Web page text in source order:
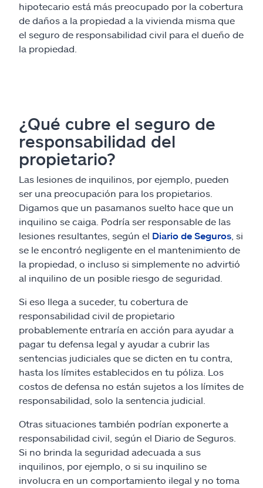
hipotecario está más preocupado por la cobertura
de daños a la propiedad a la vivienda misma que
el seguro de responsabilidad civil para el dueño de
la propiedad.
¿Qué cubre el seguro de
responsabilidad del
propietario?
Las lesiones de inquilinos, por ejemplo, pueden
ser una preocupación para los propietarios.
Digamos que un pasamanos suelto hace que un
inquilino se caiga. Podría ser responsable de las
lesiones resultantes, según el Diario de Seguros , si
se le encontró negligente en el mantenimiento de
la propiedad, o incluso si simplemente no advirtió
al inquilino de un posible riesgo de seguridad.
Si eso llega a suceder, tu cobertura de
responsabilidad civil de propietario
probablemente entraría en acción para ayudar a
pagar tu defensa legal y ayudar a cubrir las
sentencias judiciales que se dicten en tu contra,
hasta los límites establecidos en tu póliza. Los
costos de defensa no están sujetos a los límites de
responsabilidad, solo la sentencia judicial.
Otras situaciones también podrían exponerte a
responsabilidad civil, según el Diario de Seguros.
Si no brinda la seguridad adecuada a sus
inquilinos, por ejemplo, o si su inquilino se
involucra en un comportamiento ilegal y no toma